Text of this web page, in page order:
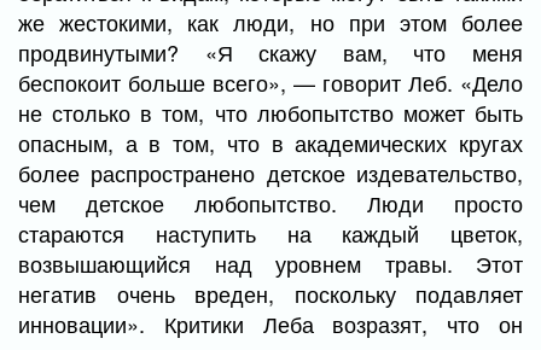
же жестокими, как люди, но при этом более
продвинутыми? «Я скажу вам, что меня
беспокоит больше всего», — говорит Леб. «Дело
не столько в том, что любопытство может быть
опасным, а в том, что в академических кругах
более распространено детское издевательство,
чем детское любопытство. Люди просто
стараются наступить на каждый цветок,
возвышающийся над уровнем травы. Этот
негатив очень вреден, поскольку подавляет
инновации». Критики Леба возразят, что он